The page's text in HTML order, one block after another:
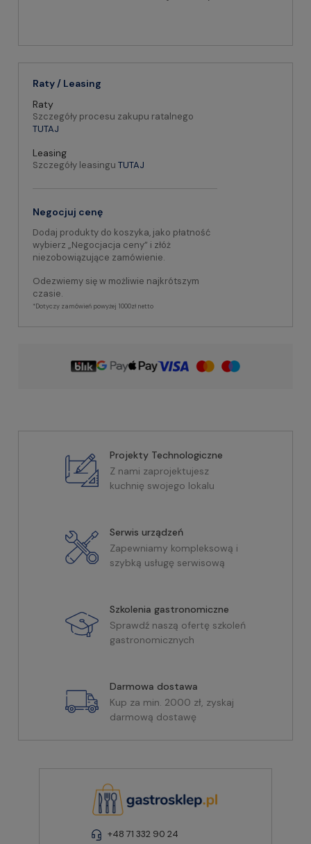
Raty / Leasing
Raty
Szczegóły procesu zakupu ratalnego
TUTAJ
Leasing
Szczegóły leasingu TUTAJ
Negocjuj cenę
Dodaj produkty do koszyka, jako płatność
wybierz „Negocjacja ceny” i złóż
niezobowiązujące zamówienie.
Odezwiemy się w możliwie najkrótszym
czasie.
*Dotyczy zamówień powyżej 1000zł netto
Projekty Technologiczne
Z nami zaprojektujesz
kuchnię swojego lokalu
Serwis urządzeń
Zapewniamy kompleksową i
szybką usługę serwisową
Szkolenia gastronomiczne
Sprawdź naszą ofertę szkoleń
gastronomicznych
Darmowa dostawa
Kup za min. 2000 zł, zyskaj
darmową dostawę
+48 71 332 90 24